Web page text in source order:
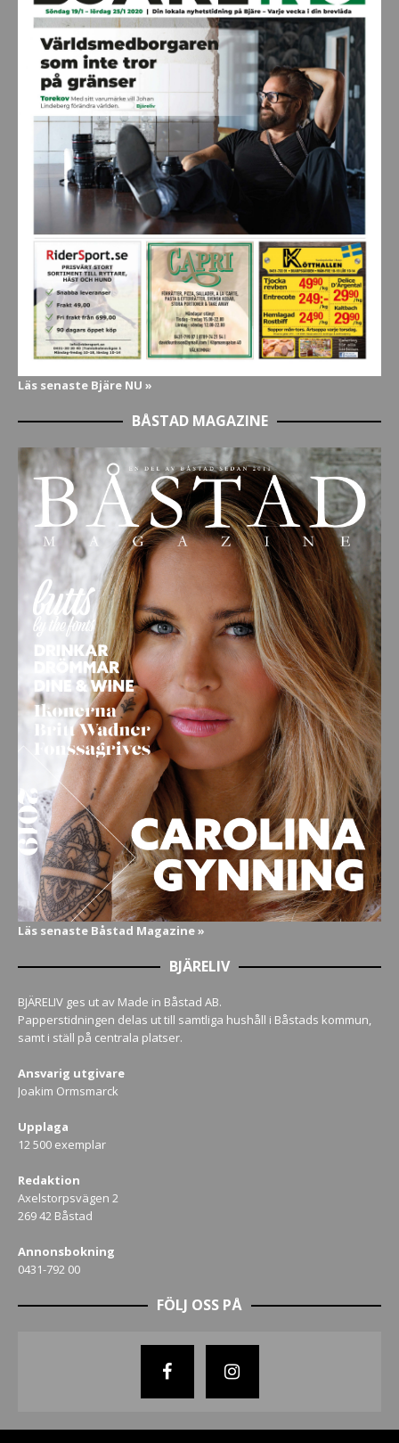
Läs senaste Bjäre NU »
BÅSTAD MAGAZINE
Läs senaste Båstad Magazine »
BJÄRELIV
BJÄRELIV ges ut av Made in Båstad AB.
Papperstidningen delas ut till samtliga hushåll i Båstads kommun,
samt i ställ på centrala platser.
Ansvarig utgivare
Joakim Ormsmarck
Upplaga
12 500 exemplar
Redaktion
Axelstorpsvägen 2
269 42 Båstad
Annonsbokning
0431-792 00
FÖLJ OSS PÅ